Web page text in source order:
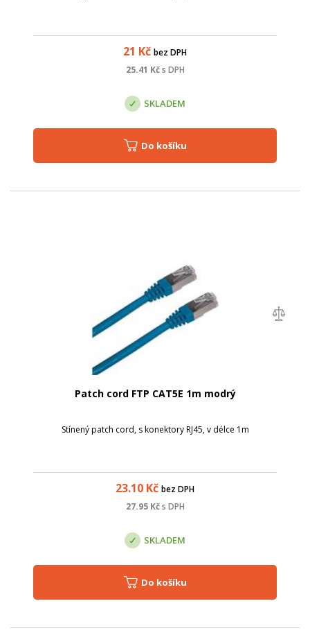
21 Kč bez DPH
25.41 Kč s DPH
SKLADEM
Do košíku
Patch cord FTP CAT5E 1m modrý
Stínený patch cord, s konektory RJ45, v délce 1m
23.10 Kč bez DPH
27.95Kč s DPH
SKLADEM
Do košíku